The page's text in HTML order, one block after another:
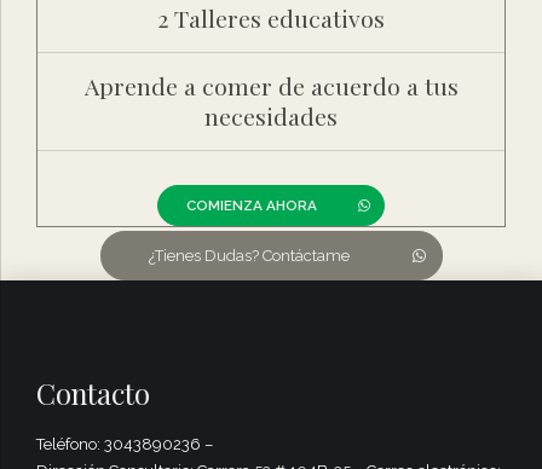
2 Talleres educativos
Aprende a comer de acuerdo a tus
necesidades
COMIENZA AHORA
¿Tienes Dudas? Contáctame
Contacto
Teléfono: 3043890236 –